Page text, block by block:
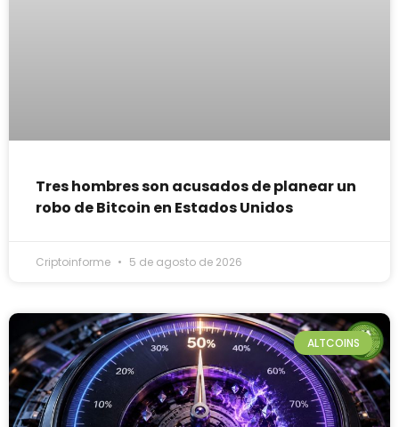
Tres hombres son acusados de planear un
robo de Bitcoin en Estados Unidos
Criptoinforme 5 de agosto de 2026
ALTCOINS